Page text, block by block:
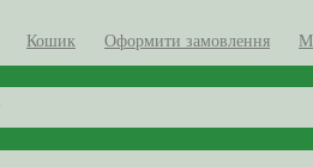
Кошик Оформити замовлення